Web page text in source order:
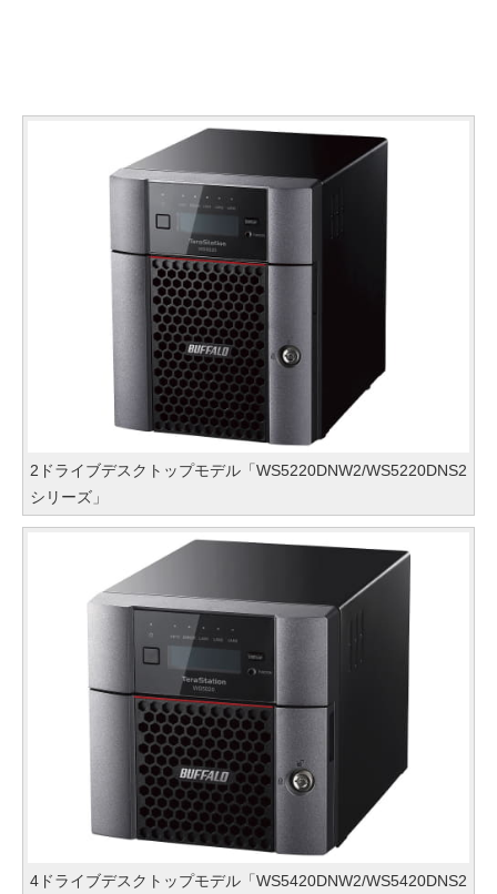
2ドライブデスクトップモデル「WS5220DNW2/WS5220DNS2
シリーズ」
4ドライブデスクトップモデル「WS5420DNW2/WS5420DNS2